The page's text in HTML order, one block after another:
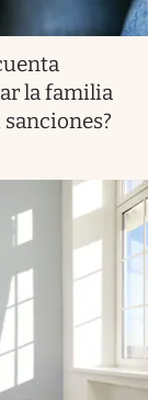
la familia